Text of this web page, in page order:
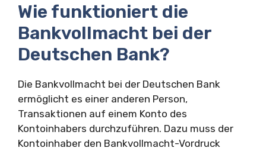
Wie funktioniert die
Bankvollmacht bei der
Deutschen Bank?
Die Bankvollmacht bei der Deutschen Bank
ermöglicht es einer anderen Person,
Transaktionen auf einem Konto des
Kontoinhabers durchzuführen. Dazu muss der
Kontoinhaber den Bankvollmacht-Vordruck